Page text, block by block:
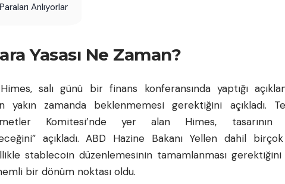
Anlıyorlar
Yasası Ne Zaman?
salı günü bir finans konferansında yaptığı
yakın zamanda beklenmemesi gerektiğini açıkladı.
Komitesi’nde yer alan Himes, tasarının
açıkladı. ABD Hazine Bakanı Yellen dahil
stablecoin düzenlemesinin tamamlanması
bir dönüm noktası oldu.